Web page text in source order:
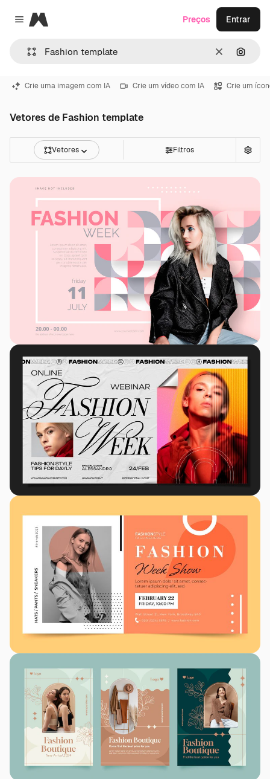
Close menu
Magnific
Limpar
Preços Entrar
Crie uma imagem com IA Crie um vídeo com IA Crie um
Vetores de Fashion template
Vetores Filtros